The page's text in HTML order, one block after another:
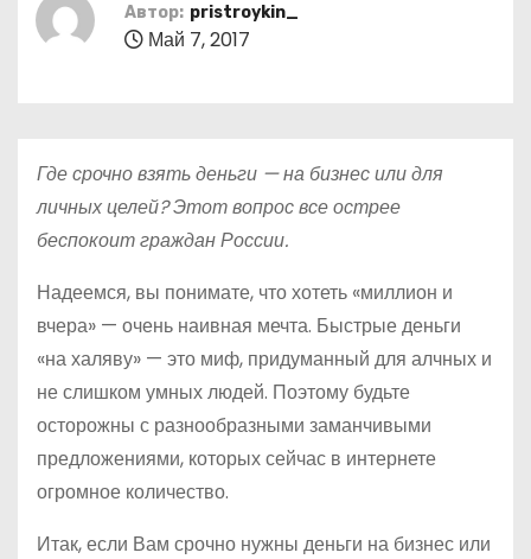
Автор: pristroykin_
Май 7, 2017
Где срочно взять деньги — на бизнес или для
личных целей? Этот вопрос все острее
беспокоит граждан России.
Надеемся, вы понимате, что хотеть «миллион и
вчера» — очень наивная мечта. Быстрые деньги
«на халяву» — это миф, придуманный для алчных и
не слишком умных людей. Поэтому будьте
осторожны с разнообразными заманчивыми
предложениями, которых сейчас в интернете
огромное количество.
Итак, если Вам срочно нужны деньги на бизнес или